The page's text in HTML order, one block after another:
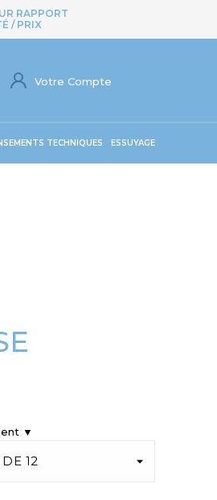
RAPPORT
/ PRIX
Votre Compte
TECHNIQUES ESSUYAGE
▼